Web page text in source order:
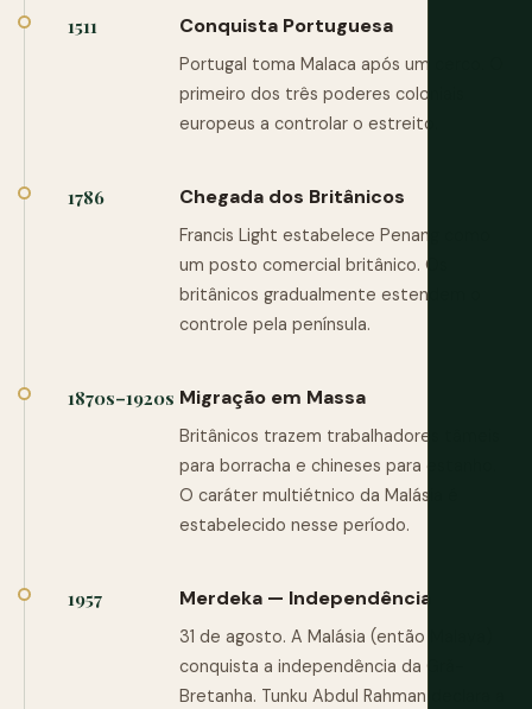
1511 Conquista Portuguesa
Portugal toma Malaca após um cerco. O
primeiro dos três poderes coloniais
europeus a controlar o estreito.
1786 Chegada dos Britânicos
Francis Light estabelece Penang como
um posto comercial britânico. Os
britânicos gradualmente estendem o
controle pela península.
1870s–1920s Migração em Massa
Britânicos trazem trabalhadores tâmeis
para borracha e chineses para estanho.
O caráter multiétnico da Malásia é
estabelecido nesse período.
1957 Merdeka — Independência
31 de agosto. A Malásia (então Malaya)
conquista a independência da Grã-
Bretanha. Tunku Abdul Rahman declara a